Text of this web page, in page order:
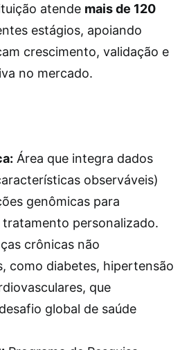
atende mais de 120
estágios, apoiando
crescimento, validação e
no mercado.
Área que integra dados
observáveis)
genômicas para
personalizado.
crônicas não
como diabetes, hipertensão
que
global de saúde